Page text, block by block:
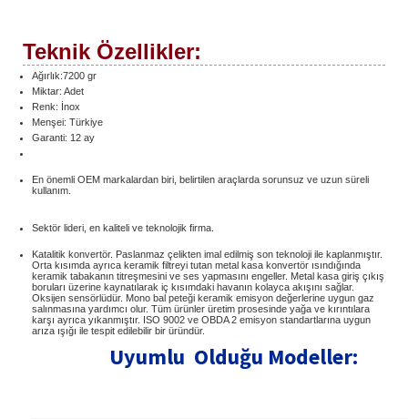
Teknik Özellikler:
Ağırlık:7200 gr
Miktar: Adet
Renk: İnox
Menşei: Türkiye
Garanti: 12 ay
En önemli OEM markalardan biri, belirtilen araçlarda sorunsuz ve uzun süreli
kullanım.
Sektör lideri, en kaliteli ve teknolojik firma.
Katalitik konvertör. Paslanmaz çelikten imal edilmiş son teknoloji ile kaplanmıştır.
Orta kısımda ayrıca keramik filtreyi tutan metal kasa konvertör ısındığında
keramik tabakanın titreşmesini ve ses yapmasını engeller. Metal kasa giriş çıkış
boruları üzerine kaynatılarak iç kısımdaki havanın kolayca akışını sağlar.
Oksijen sensörlüdür. Mono bal peteği keramik emisyon değerlerine uygun gaz
salınmasına yardımcı olur. Tüm ürünler üretim prosesinde yağa ve kırıntılara
karşı ayrıca yıkanmıştır. ISO 9002 ve OBDA 2 emisyon standartlarına uygun
arıza ışığı ile tespit edilebilir bir üründür.
Uyumlu Olduğu Modeller: